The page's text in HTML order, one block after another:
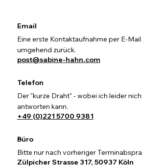
Email
Eine erste Kontaktaufnahme per E-
umgehend zurück.
post@sabine-hahn.com
Telefon
Der "kurze Draht" - wobei ich leider
antworten kann.
+49 (0)221 5700 9381
Büro
Bitte nur nach vorheriger
Zülpicher Strasse 317, 50937 Köln